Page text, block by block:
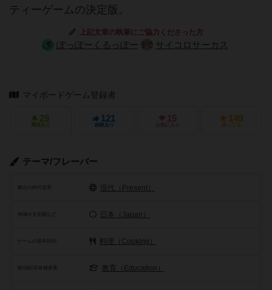
ティーゲームの決定版。
上記文章の執筆にご協力くださった方
ぽっぽーくるっぽー サイコロサーカス
マイボードゲーム登録者
29
興味あり
121
経験あり
15
お気に入り
149
持ってる
テーマ/フレーバー
舞台の時代背景 現代（Present）
地域や文化圏など 日本（Japan）
ゲームの基本目的 料理（Cooking）
政治経済/各種産業 教育（Education）